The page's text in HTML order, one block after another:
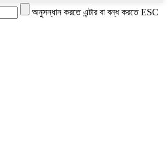
অনুসন্ধান করতে এন্টার বা বন্ধ করতে ESC